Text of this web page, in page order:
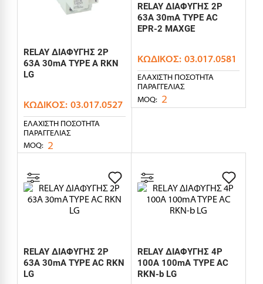
RELAY ΔΙΑΦΥΓΗΣ 2P
63A 30mA TYPE A RKN
LG
ΚΩΔΙΚΌΣ: 03.017.0527
ΕΛΆΧΙΣΤΗ ΠΟΣΌΤΗΤΑ
ΠΑΡΑΓΓΕΛΊΑΣ
MOQ: 2
RELAY ΔΙΑΦΥΓΗΣ 2P
63A 30mA TYPE AC
EPR-2 MAXGE
ΚΩΔΙΚΌΣ: 03.017.0581
ΕΛΆΧΙΣΤΗ ΠΟΣΌΤΗΤΑ
ΠΑΡΑΓΓΕΛΊΑΣ
MOQ: 2
RELAY ΔΙΑΦΥΓΗΣ 2P
63A 30mA TYPE AC RKN
LG
RELAY ΔΙΑΦΥΓΗΣ 4P
100A 100mA TYPE AC
RKN-b LG